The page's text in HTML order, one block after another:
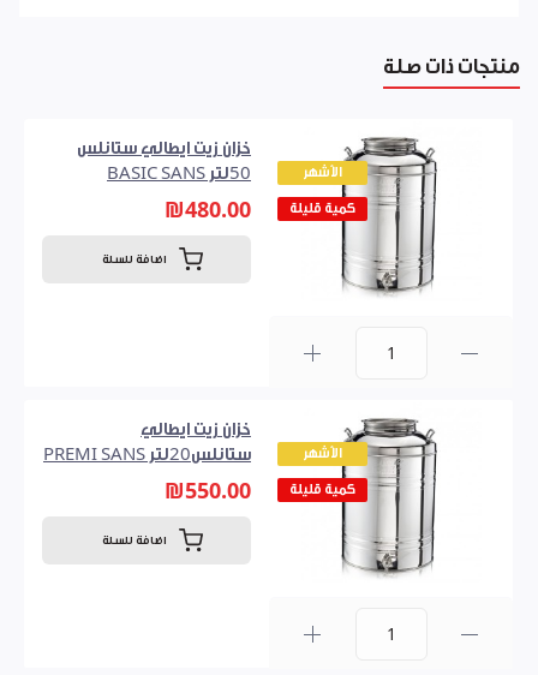
منتجات ذات صلة
الأشهر
كمية قليلة
خزان زيت ايطالي ستانلس
50لتر BASIC SANS
₪480.00
اضافة للسلة
الأشهر
كمية قليلة
خزان زيت ايطالي
ستانلس20لتر PREMI SANS
₪550.00
اضافة للسلة